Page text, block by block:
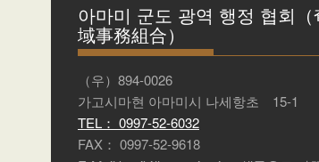
아마미 군도 광역 행정 협회
域事務組合）
（우）894-0026
가고시마현 아마미시 나세항초 15-1
TEL： 0997-52-6032
FAX： 0997-52-9618